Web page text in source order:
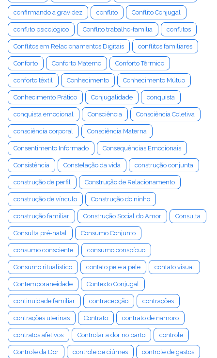
confirmando a gravidez conflito Conflito Conjugal
conflito psicológico Conflito trabalho-família conflitos
Conflitos em Relacionamentos Digitais conflitos familiares
Conforto Conforto Materno Conforto Térmico
conforto têxtil Conhecimento Conhecimento Mútuo
Conhecimento Prático Conjugalidade conquista
conquista emocional Consciência Consciência Coletiva
consciência corporal Consciência Materna
Consentimento Informado Consequências Emocionais
Consistência Constelação da vida construção conjunta
construção de perfil Construção de Relacionamento
construção de vínculo Construção do ninho
construção familiar Construção Social do Amor Consulta
Consulta pré-natal Consumo Conjunto
consumo consciente consumo conspícuo
Consumo ritualístico contato pele a pele contato visual
Contemporaneidade Contexto Conjugal
continuidade familiar contracepção contrações
contrações uterinas Contrato contrato de namoro
contratos afetivos Controlar a dor no parto controle
Controle da Dor controle de ciúmes controle de gastos